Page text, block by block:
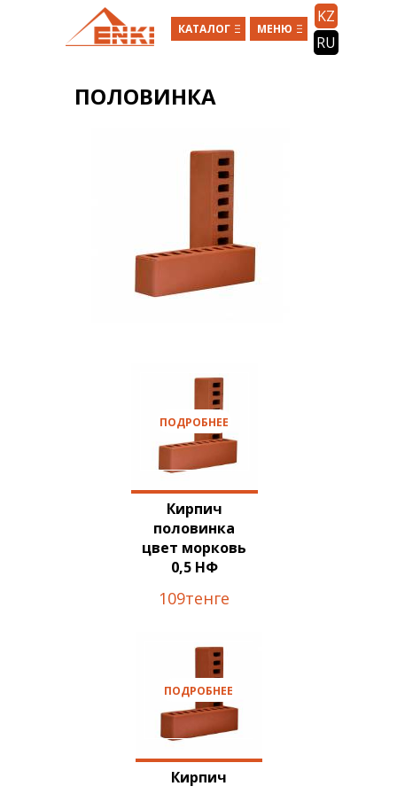
Перейти к основному содержанию
КАТАЛОГ МЕНЮ
KZ
RU
ПОЛОВИНКА
Кирпич
половинка
цвет морковь
0,5 НФ
109тенге
ПОДРОБНЕЕ
Кирпич
ПОДРОБНЕЕ